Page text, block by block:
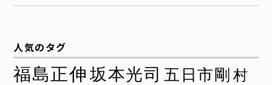
人気のタグ
福島正伸 坂本光司 五日市剛 村